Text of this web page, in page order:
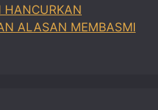
HANCURKAN
ALASAN MEMBASMI